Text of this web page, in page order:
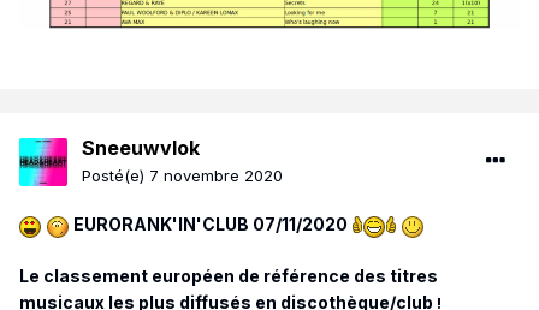
Sneeuwvlok
Posté(e) 7 novembre 2020
EURORANK'IN'CLUB 07/11/2020
Le classement européen de référence des titres
musicaux les plus diffusés en discothèque/club !